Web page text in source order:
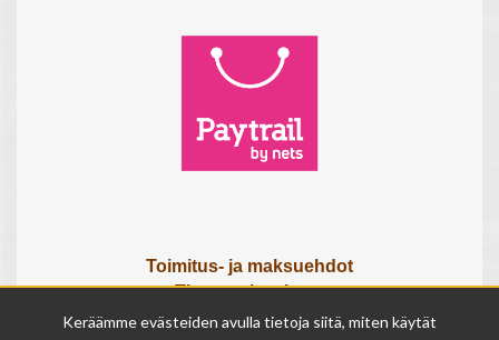
Toimitus- ja maksuehdot
Tietosuojaseloste
Tietoa meistä
Keräämme evästeiden avulla tietoja siitä, miten käytät